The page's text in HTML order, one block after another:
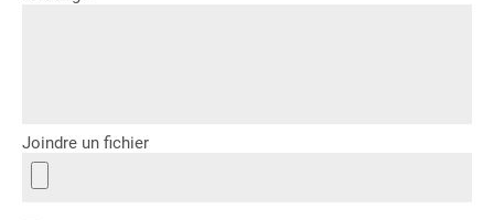
Joindre un fichier